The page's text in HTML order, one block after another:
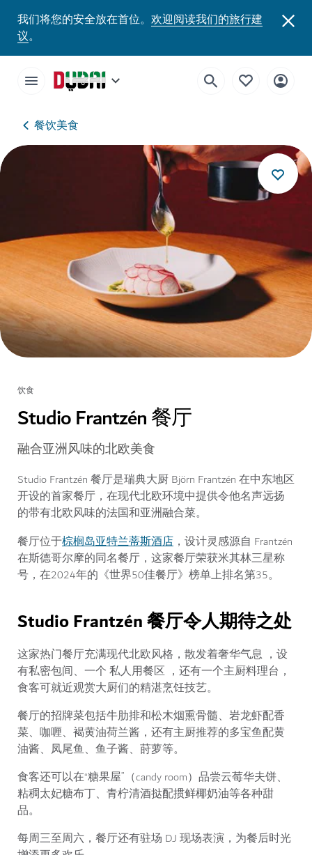
我们将您的安全放在首位。 欢迎阅读我们的旅行建
议。
餐饮美食
饮食
Studio Frantzén 餐厅
融合亚洲风味的北欧美食
Studio Frantzén 餐厅是瑞典大厨 Björn Frantzén 在中东地区
开设的首家餐厅，在现代北欧环境中提供令他名声远扬
的带有北欧风味的法国和亚洲融合菜。
餐厅位于棕榈岛亚特兰蒂斯酒店 ，设计灵感源自 Frantzén
在斯德哥尔摩的同名餐厅，这家餐厅荣获米其林三星称
号，在2024年的《世界50佳餐厅》榜单上排名第35。
Studio Frantzén 餐厅令人期待之处
这家热门餐厅充满现代北欧风格，散发着奢华气息 ，设
有私密包间、一个 私人用餐区 ，还有一个主厨料理台，
食客可就近观赏大厨们的精湛烹饪技艺。
餐厅的招牌菜包括牛肋排和松木烟熏骨髓、岩龙虾配香
菜、咖喱、褐黄油荷兰酱，还有主厨推荐的多宝鱼配黄
油酱、凤尾鱼、鱼子酱、莳萝等。
食客还可以在“糖果屋”（candy room）品尝云莓华夫饼、
粘稠太妃糖布丁、青柠清酒挞配掼鲜椰奶油等各种甜
品。
每周三至周六，餐厅还有驻场 DJ 现场表演，为餐后时光